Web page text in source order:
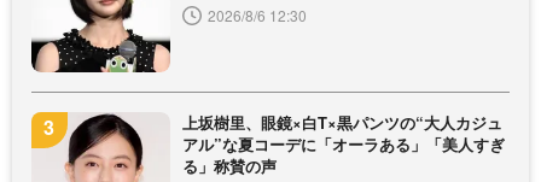
2026/8/6 12:30
上坂樹里、眼鏡×白T×黒パンツの“大人カジュ
アル”な夏コーデに「オーラある」「美人すぎ
る」称賛の声